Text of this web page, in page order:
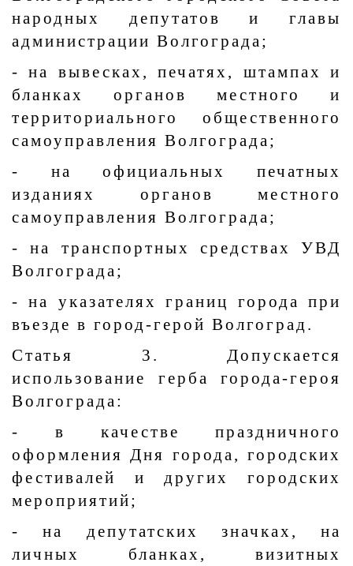
народных депутатов и главы
администрации Волгограда;
- на вывесках, печатях, штампах и
бланках органов местного и
территориального общественного
самоуправления Волгограда;
- на официальных печатных
изданиях органов местного
самоуправления Волгограда;
- на транспортных средствах УВД
Волгограда;
- на указателях границ города при
въезде в город-герой Волгоград.
Статья 3. Допускается
использование герба города-героя
Волгограда:
- в качестве праздничного
оформления Дня города, городских
фестивалей и других городских
мероприятий;
- на депутатских значках, на
личных бланках, визитных